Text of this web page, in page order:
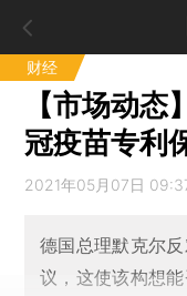
财经
【市场动
冠疫苗专利
2021年05月07日
德国总理默克尔
议，这使该构想